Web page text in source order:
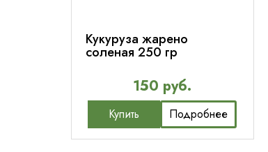
Кукуруза жарено
соленая 250 гр
150 руб.
Купить Подробнее